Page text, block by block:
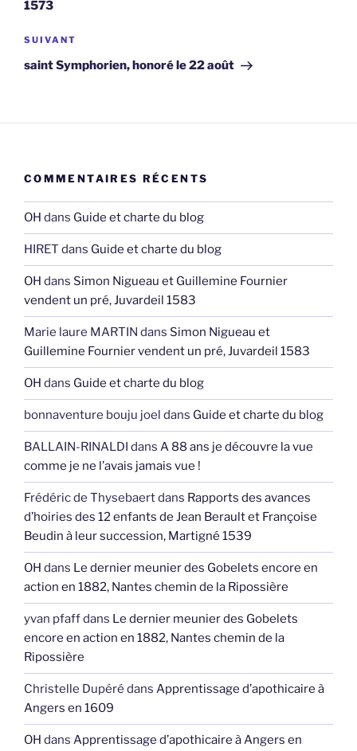
1573
Article
suivant
SUIVANT
saint Symphorien, honoré le 22 août
COMMENTAIRES RÉCENTS
OH dans Guide et charte du blog
HIRET dans Guide et charte du blog
OH dans Simon Nigueau et Guillemine Fournier
vendent un pré, Juvardeil 1583
Marie laure MARTIN dans Simon Nigueau et
Guillemine Fournier vendent un pré, Juvardeil 1583
OH dans Guide et charte du blog
bonnaventure bouju joel dans Guide et charte du blog
BALLAIN-RINALDI dans A 88 ans je découvre la vue
comme je ne l’avais jamais vue !
Frédéric de Thysebaertdans Rapports des avances
d’hoiries des 12 enfants de Jean Berault et Françoise
Beudin à leur succession, Martigné 1539
OH dans Le dernier meunier des Gobelets encore en
action en 1882, Nantes chemin de la Ripossière
yvan pfaffdans Le dernier meunier des Gobelets
encore en action en 1882, Nantes chemin de la
Ripossière
Christelle Dupéré dans Apprentissage d’apothicaire à
Angers en 1609
OH dans Apprentissage d’apothicaire à Angers en